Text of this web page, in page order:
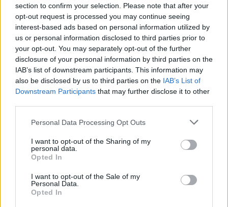
section to confirm your selection. Please note that after your
opt-out request is processed you may continue seeing
interest-based ads based on personal information utilized by
us or personal information disclosed to third parties prior to
your opt-out. You may separately opt-out of the further
disclosure of your personal information by third parties on the
IAB’s list of downstream participants. This information may
also be disclosed by us to third parties on the IAB’s List of
Downstream Participants that may further disclose it to other
Personal Data Processing Opt Outs
I want to opt-out of the Sharing of my
personal data.
Opted In
I want to opt-out of the Sale of my
Personal Data.
Opted In
χρόνια του franchise
Η Casio προχώρησε σε επίσημη συνεργασία με τα Pokémon,
παρουσιάζοντας ένα νέο G-SHOCK που συγκεντρώνει 30
διαφορετικά Pokémon στο λουράκι του. Το νέο μοντέλο φέρει την
ονομασία GA110PKM-7A και δημιουργήθηκε για να τιμήσει την 30ή
επέτειο του ιδιαίτερα δημοφιλούς franchise.